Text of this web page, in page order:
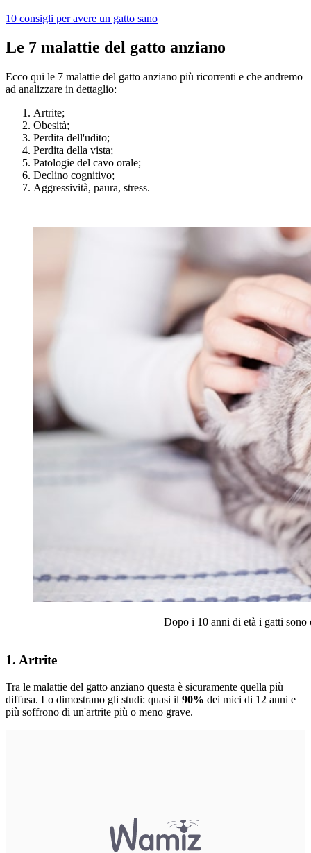
10 consigli per avere un gatto sano
Le 7 malattie del gatto anziano
Ecco qui le 7 malattie del gatto anziano più ricorrenti e che andremo
ad analizzare in dettaglio:
Artrite;
Obesità;
Perdita dell'udito;
Perdita della vista;
Patologie del cavo orale;
Declino cognitivo;
Aggressività, paura, stress.
Dopo i 10 anni di età i gatti
1. Artrite
Tra le malattie del gatto anziano questa è sicuramente quella più
diffusa. Lo dimostrano gli studi: quasi il 90% dei mici di 12 anni e
più soffrono di un'artrite più o meno grave.